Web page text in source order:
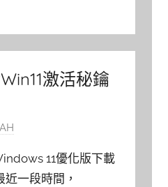
激活秘鑰
11優化版下載
一段時間，